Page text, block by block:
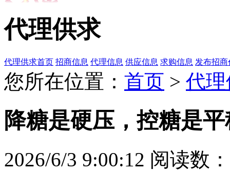
代理供求
代理供求首页 招商信息 代理信息 供应信息 求购信息 发布招
您所在位置： 首页 > 代
降糖是硬压，控糖是
2026/6/3 9:00:12 阅读数